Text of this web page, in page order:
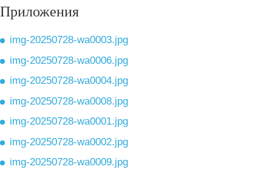
Приложения
img-20250728-wa0003.jpg
img-20250728-wa0006.jpg
img-20250728-wa0004.jpg
img-20250728-wa0008.jpg
img-20250728-wa0001.jpg
img-20250728-wa0002.jpg
img-20250728-wa0009.jpg